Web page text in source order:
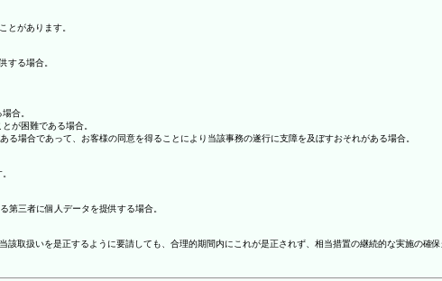
とがあります。
する場合。
合。
が困難である場合。
場合であって、お客様の同意を得ることにより当該事務の遂行に支障を及ぼすおそれがある場合。
第三者に個人データを提供する場合。
取扱いを是正するように要請しても、合理的期間内にこれが是正されず、相当措置の継続的な実施の確